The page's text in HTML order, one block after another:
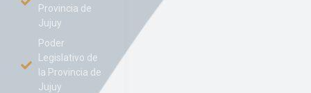
Provincia de
Jujuy
Poder
Legislativo de
la Provincia de
Jujuy